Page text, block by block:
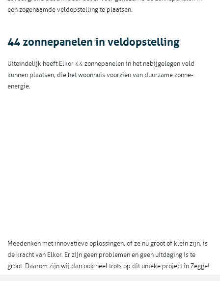
een zogenaamde veldopstelling te plaatsen.
44 zonnepanelen in veldopstelling
Uiteindelijk heeft Elkor 44 zonnepanelen in het nabijgelegen veld
kunnen plaatsen, die het woonhuis voorzien van duurzame zonne-
energie.
Meedenken met innovatieve oplossingen, of ze nu groot of klein zijn, is
de kracht van Elkor. Er zijn geen problemen en geen uitdaging is te
groot. Daarom zijn wij dan ook heel trots op dit unieke project in Zegge!